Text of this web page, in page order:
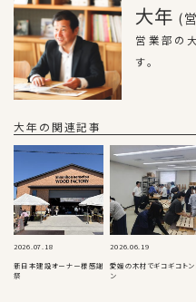
大年 (
営業部の
す。
大年の関連記事
2026.07.18
新日本建設オーナー様感謝
祭
2026.06.19
愛媛の木材でギコギコトン
ン